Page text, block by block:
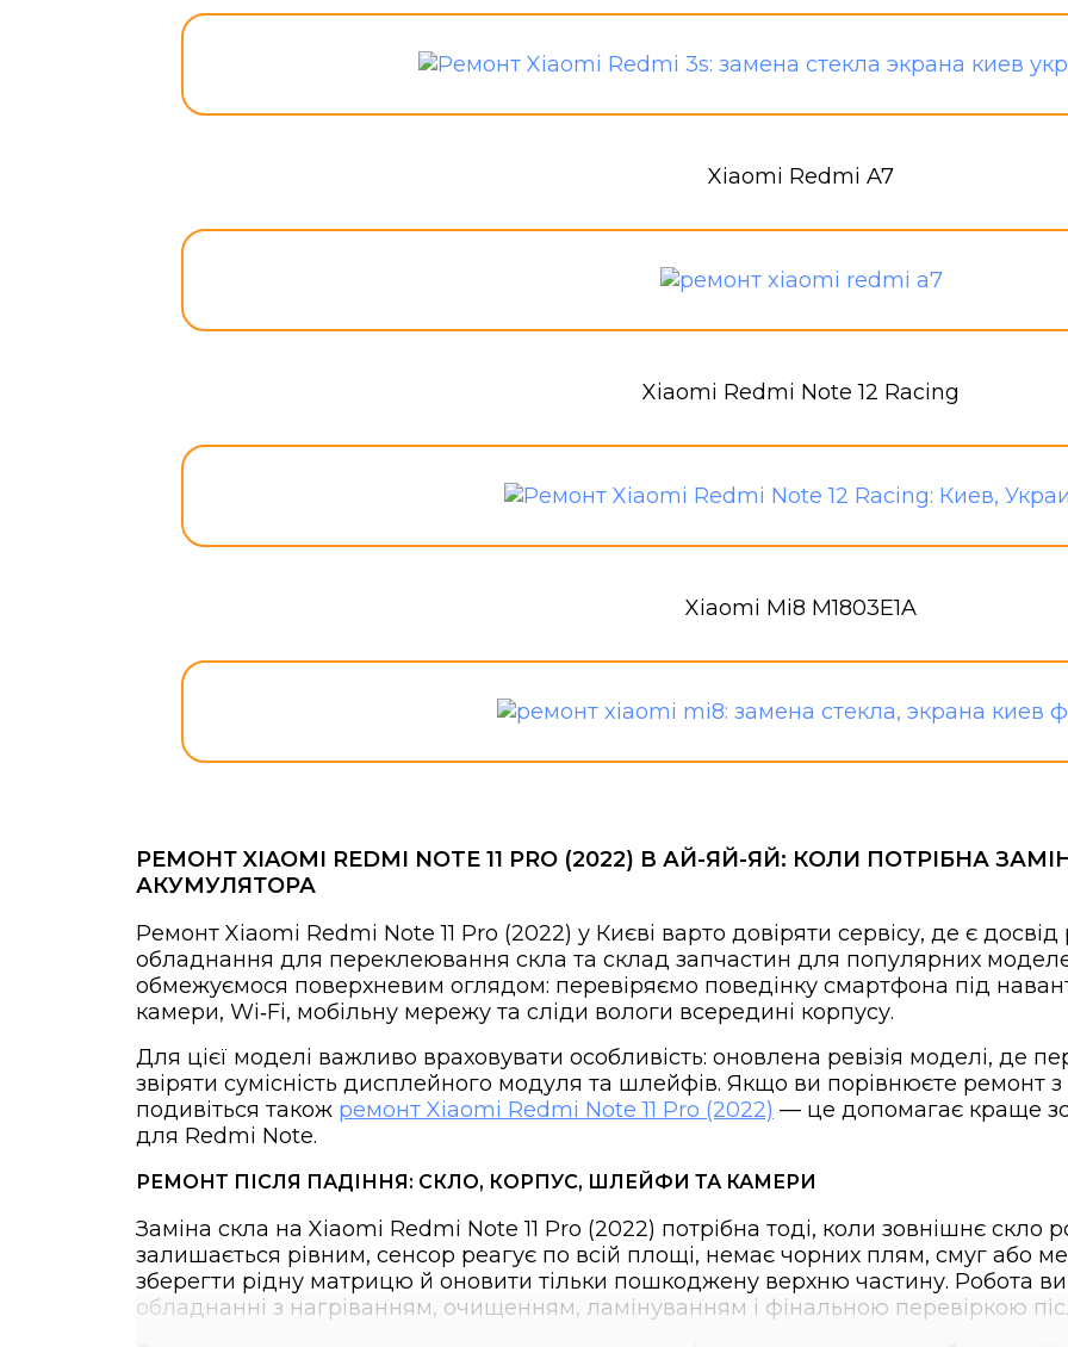
Xiaomi Redmi A7
Xiaomi Redmi Note 12 Racing
Xiaomi Mi8 M1803E1A
РЕМОНТ XIAOMI REDMI NOTE 11 PRO (2022) В АЙ-ЯЙ-ЯЙ: КОЛИ ПОТРІБНА
АКУМУЛЯТОРА
Ремонт Xiaomi Redmi Note 11 Pro (2022) у Києві варто довіряти сервісу, де є
обладнання для переклеювання скла та склад запчастин для популярних
обмежуємося поверхневим оглядом: перевіряємо поведінку смартфона під
камери, Wi‑Fi, мобільну мережу та сліди вологи всередині корпусу.
Для цієї моделі важливо враховувати особливість: оновлена ревізія моделі, де
звіряти сумісність дисплейного модуля та шлейфів. Якщо ви порівнюєте ремонт
подивіться також ремонт Xiaomi Redmi Note 11 Pro (2022) — це допомагає краще
для Redmi Note.
РЕМОНТ ПІСЛЯ ПАДІННЯ: СКЛО, КОРПУС, ШЛЕЙФИ ТА КАМЕРИ
Заміна скла на Xiaomi Redmi Note 11 Pro (2022) потрібна тоді, коли зовнішнє скло
залишається рівним, сенсор реагує по всій площі, немає чорних плям, смуг або
зберегти рідну матрицю й оновити тільки пошкоджену верхню частину. Робота
обладнанні з нагріванням, очищенням, ламінуванням і фінальною перевіркою